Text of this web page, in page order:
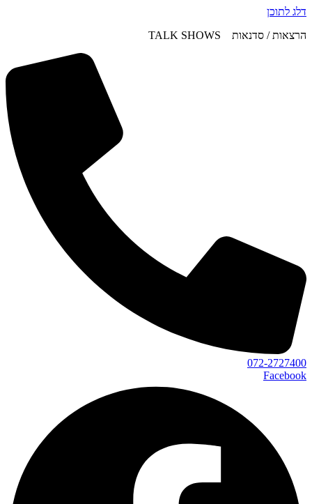
דלג לתוכן
הרצאות / סדנאות TALK SHOWS
072-2727400
Facebook